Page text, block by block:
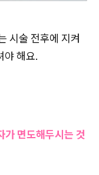
시술 전후에 지켜
야 해요.
가 면도해두시는 것